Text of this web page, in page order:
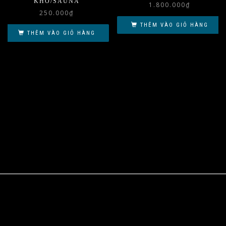
250.000₫
THÊM VÀO GIỎ HÀNG
1.800.000₫
THÊM VÀO GIỎ HÀNG